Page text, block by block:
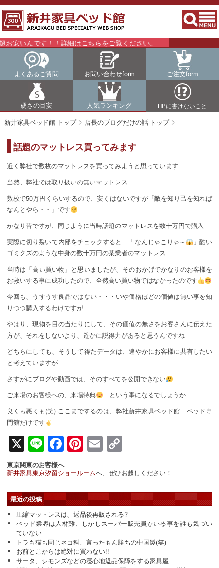
いんです！！詳細はこちらをご覧ください。
よくあるご質問 お問い合わせform ご注文form
硬さの目安 人気ランキング HPに書けないこと
新井家具ベッド館 トップ 店長のブログだけの話 トップ
話題のマットレス買ってみます
近く弊社で数枚のマットレスを買ってみようと思っています
当然、弊社では取り扱いの無いマットレス
数枚で50万円くらいするので、安くはないですが「敵を知り己を知れば
なんとやら・・」です
かなり昔ですが、同じように当時話題のマットレスを数十万円で購入
実際に切り裂いて内部をチェックすると 「なんじゃこりゃ～
」酷い
ゴミクズのような中身の数十万円の某業者のマットレス
当時は「高い買い物」と思いましたが、そのおかげでかなりのお客様を
お救いする事に成功したので、全然高い買い物ではなかったのです
今回も、うすうす良品ではない・・・いや価格ほどの価値は無い事を知
りつつ購入するわけですが
やはり、現物を目の当たりにして、その価値の無さをお客さんに伝えた
方が、それをしないより、遥かに説得力があると思うんですね
どちらにしても、そうして得たデータは、速やかにお客様に共有したい
と考えていますが
さすがにブログや動画では、そのすべてを公開できない
ご来場のお客様への、来場特典
という事になるでしょうか
良くも悪くも(笑) ここまでするのは、弊社新井家具ベッド館 ベッド専
門館だけです
X LineFacebook
Pinterest
EmailCopy
東京関東のお客様へ
新井家具東京汐留ショールームへ、ぜひお越しください！
最近の投稿
圧縮マットレスは、返品後再販される?
ベッド業界は人材難、しかしスーパー販売員がいる事を誰も気づい
ていない
トラも猫も同じネコ科、言ったもん勝ちの中国製(笑)
お前とこからは絶対に買わない!!
サータ、シモンズなどの寝心地返品保障をする家具屋